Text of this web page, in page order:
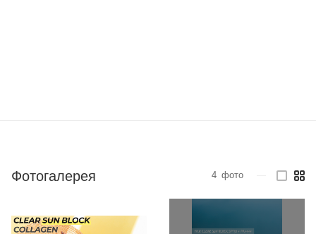
Фотогалерея 4 фото